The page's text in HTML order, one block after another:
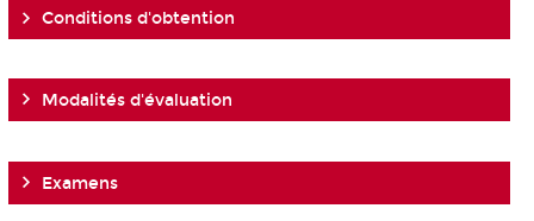
Conditions d'obtention
Modalités d'évaluation
Examens